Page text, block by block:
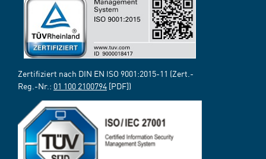
Zertifiziert nach DIN EN ISO 9001:2015-11 (Zert.-
Reg.-Nr.: 01 100 2100794 [PDF])